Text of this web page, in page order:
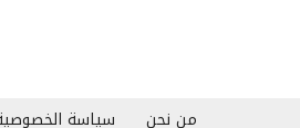
من نحن سياسة